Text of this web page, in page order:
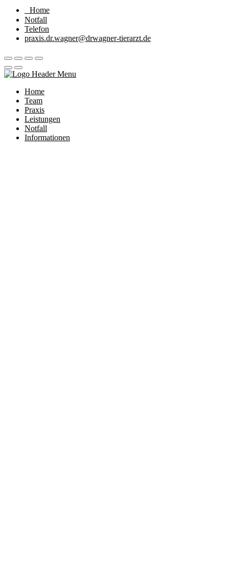
Home
Notfall
Telefon
praxis.dr.wagner@drwagner-tierarzt.de
Home
Team
Praxis
Leistungen
Notfall
Informationen